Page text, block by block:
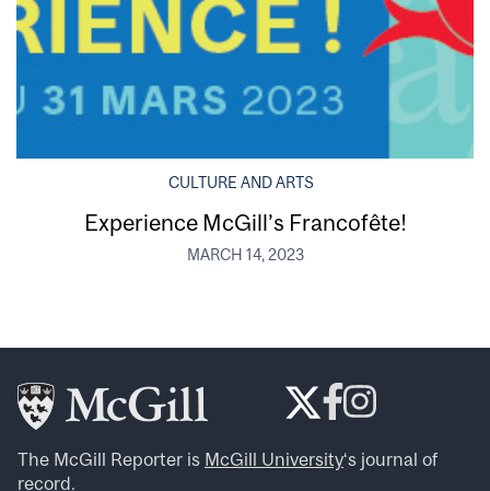
CULTURE AND ARTS
Experience McGill’s Francofête!
MARCH 14, 2023
The McGill Reporter is McGill University‘s journal of
record.